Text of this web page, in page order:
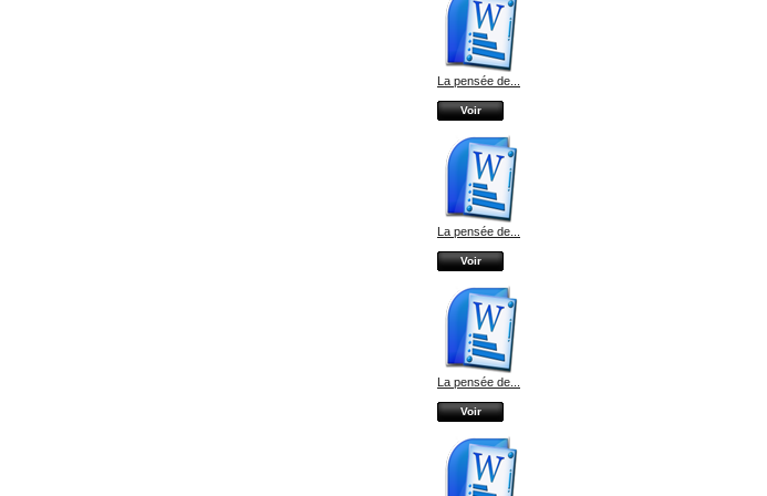
La pensée de...
Voir
La pensée de...
Voir
La pensée de...
Voir